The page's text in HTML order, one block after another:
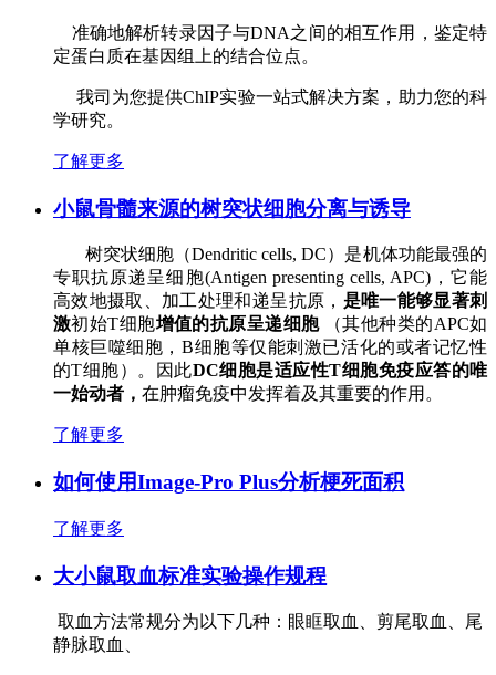
准确地解析转录因子与DNA之间的相互作用，鉴定特
定蛋白质在基因组上的结合位点。
我司为您提供ChIP实验一站式解决方案， 助力您的科
学研究。
了解更多
小鼠骨髓来源的树突状细胞分离与诱导
树突状细胞（Dendritic cells, DC）是机体功能最强的
专职抗原递呈细胞(Antigen presenting cells, APC)，它能
高效地摄取、加工处理和递呈抗原， 是唯一能够显著刺
激初始T细胞增值的抗原呈递细胞
（其他种类的APC如
单核巨噬细胞，B细胞等仅能刺激已活化的或者记忆性
的T细胞）。因此DC细胞是适应性T细胞免疫应答的唯
一始动者， 在肿瘤免疫中发挥着及其重要的作用。
了解更多
如何使用Image-Pro Plus分析梗死面积
了解更多
大小鼠取血标准实验操作规程
取血方法常规分为以下几种：眼眶取血、剪尾取血、尾
静脉取血、